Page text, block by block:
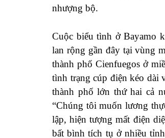
nhượng bộ.
Cuộc biểu tình ở Bayamo
lan rộng gần đây tại vùng
thành phố Cienfuegos ở
tình trạng cúp điện kéo dài
thành phố lớn thứ hai cả
“Chúng tôi muốn lương
lập, hiện tượng mất điện
bất bình tích tụ ở nhiều